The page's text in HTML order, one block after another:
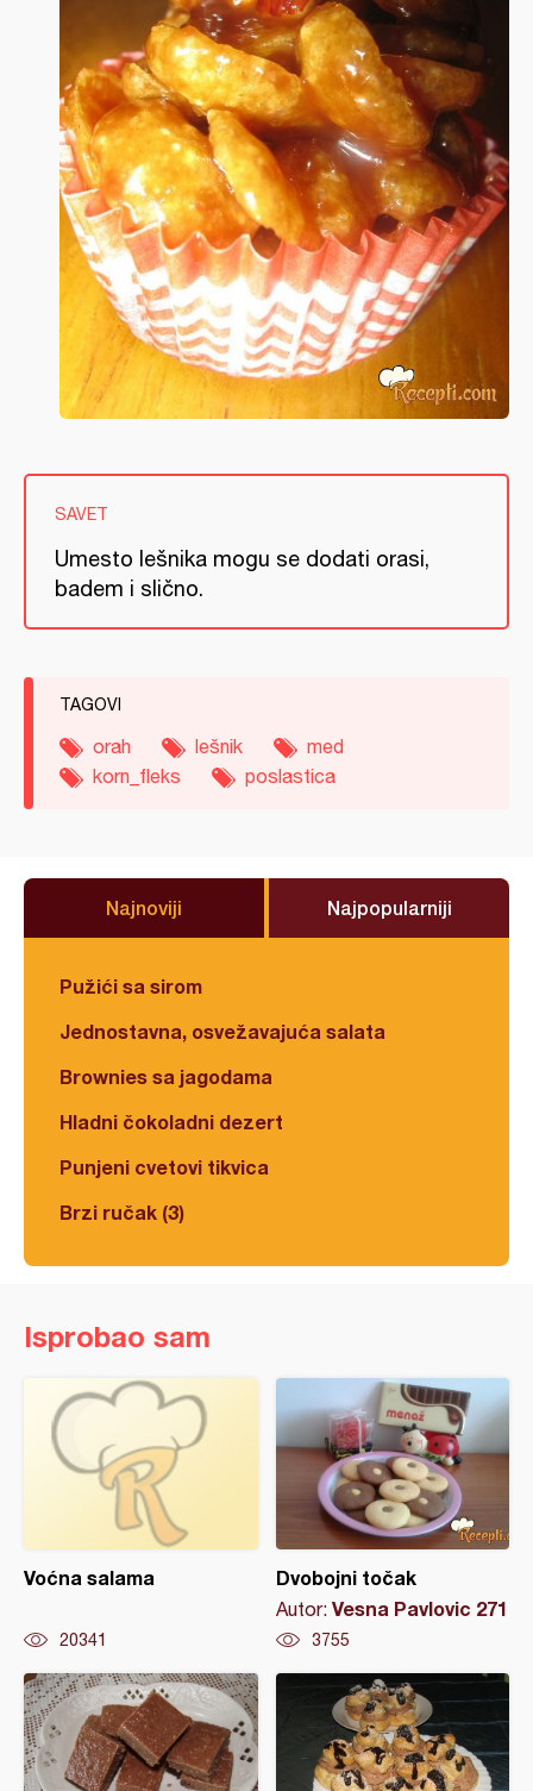
SAVET
Umesto lešnika mogu se dodati orasi,
badem i slično.
TAGOVI
orah lešnik
med
korn_fleks
poslastica
Najnoviji Najpopularniji
Pužići sa sirom
Jednostavna, osvežavajuća salata
Brownies sa jagodama
Hladni čokoladni dezert
Punjeni cvetovi tikvica
Brzi ručak (3)
Isprobao sam
Voćna salama
20341
Dvobojni točak
Autor: Vesna Pavlovic 271
3755